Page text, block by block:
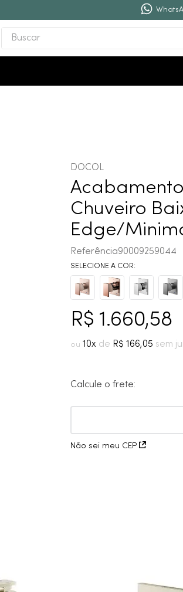
Buscar
DOCOL
Chuveiro
Edge/
Referência90009259044
R$ 1.660,58
10 R$ 166,05
Calcule o frete:
Não sei meu CEP
cobre escovado